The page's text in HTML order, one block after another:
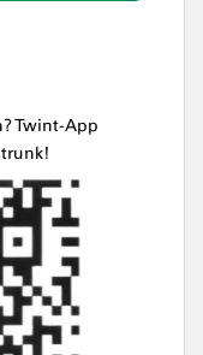
Twint-App